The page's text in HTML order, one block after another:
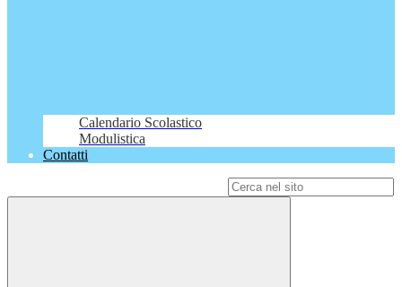
Calendario Scolastico
Modulistica
Contatti